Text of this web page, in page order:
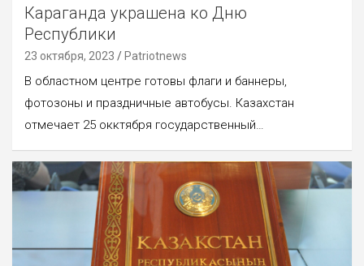
Караганда украшена ко Дню
Республики
23 октября, 2023 Patriotnews
В областном центре готовы флаги и баннеры,
фотозоны и праздничные автобусы. Казахстан
отмечает 25 окктября государственный…